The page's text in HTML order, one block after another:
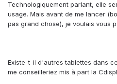
Technologiquement parlant, elle
usage. Mais avant de me lancer
pas grand chose), je voulais vous
Existe-t-il d'autres tablettes dans
me conseilleriez mis à part la